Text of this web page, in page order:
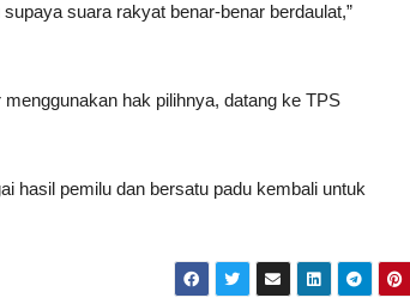
suara rakyat benar-benar berdaulat,”
hak pilihnya, datang ke TPS
hasil pemilu dan bersatu padu kembali untuk